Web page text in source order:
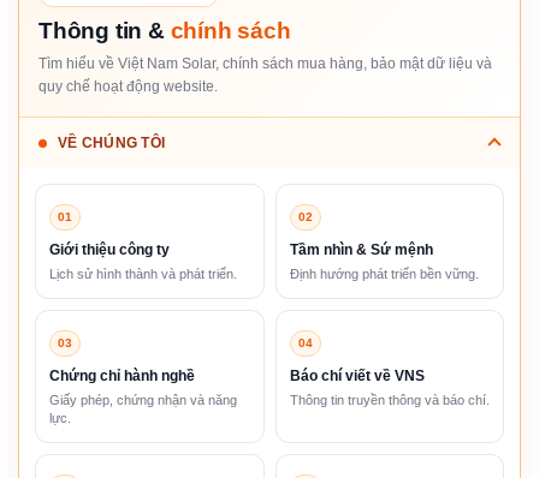
Thông tin & chính sách
Tìm hiểu về Việt Nam Solar, chính sách mua hàng, bảo mật dữ liệu và
quy chế hoạt động website.
VỀ CHÚNG TÔI
01
Giới thiệu công ty
Lịch sử hình thành và phát triển.
02
Tầm nhìn & Sứ mệnh
Định hướng phát triển bền vững.
03
Chứng chỉ hành nghề
Giấy phép, chứng nhận và năng
lực.
04
Báo chí viết về VNS
Thông tin truyền thông và báo chí.